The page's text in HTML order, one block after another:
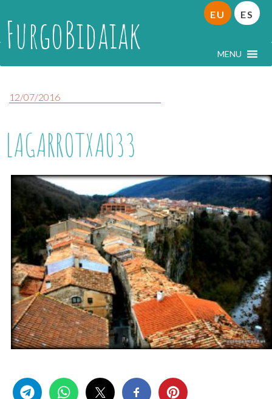
FurgoBidaiak MENU
EU ES
12/07/2016
LAGARROTXA033